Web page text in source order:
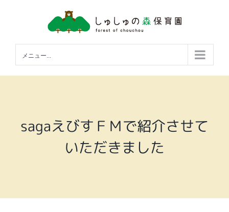
メニュー...
sagaえびすＦＭで紹介させて
いただきました